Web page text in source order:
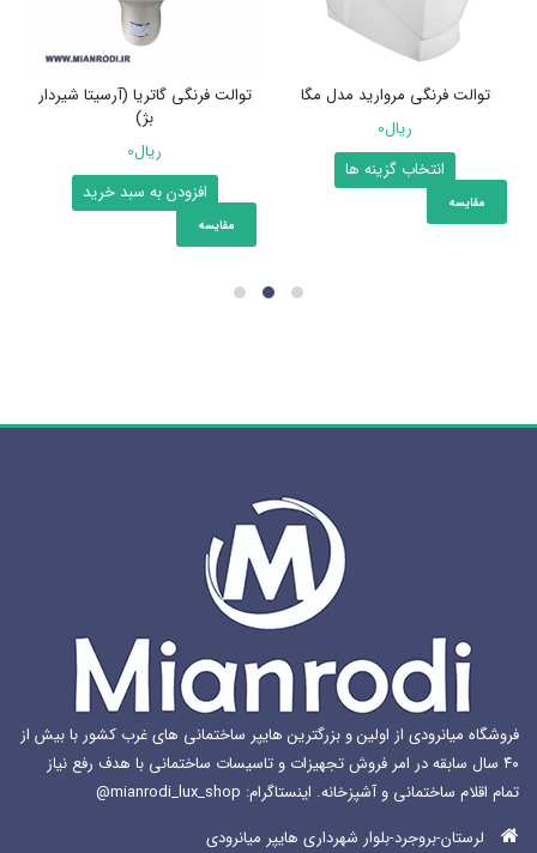
توالت فرنگی مروارید مدل مگا
ریال0
انتخاب گزینه ها
محصول
ممکن
صفحه
محصول
انتخاب
شوند
مقایسه
توالت فرنگی گاتریا (آرسیتا شیردار
بژ)
ریال0
افزودن به سبد خرید
مقایسه
فروشگاه میانرودی از اولین و بزرگترین هایپر ساختمانی های غرب کشور با بیش از
۴۰ سال سابقه در امر فروش تجهیزات و تاسیسات ساختمانی با هدف رفع نیاز
تمام اقلام ساختمانی و آشپزخانه. اینستاگرام: mianrodi_lux_shop@
لرستان-بروجرد-بلوار شهرداری هایپر میانرودی